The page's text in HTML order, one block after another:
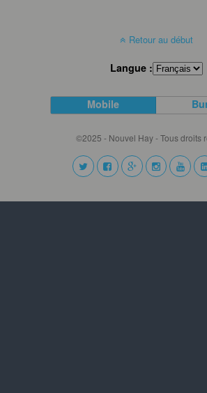
Retour au début
Langue :
Mobile
©2025 - Nouvel Hay - Tous droits